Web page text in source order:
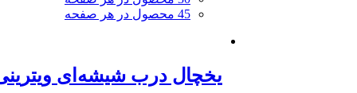
یخچال درب شیشه‌ای ویترینی